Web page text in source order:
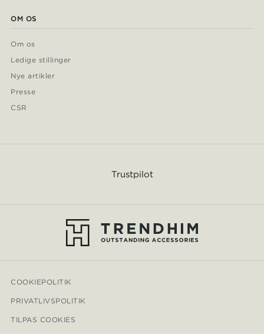
OM OS
Om os
Ledige stillinger
Nye artikler
Presse
CSR
Trustpilot
COOKIEPOLITIK
PRIVATLIVSPOLITIK
TILPAS COOKIES